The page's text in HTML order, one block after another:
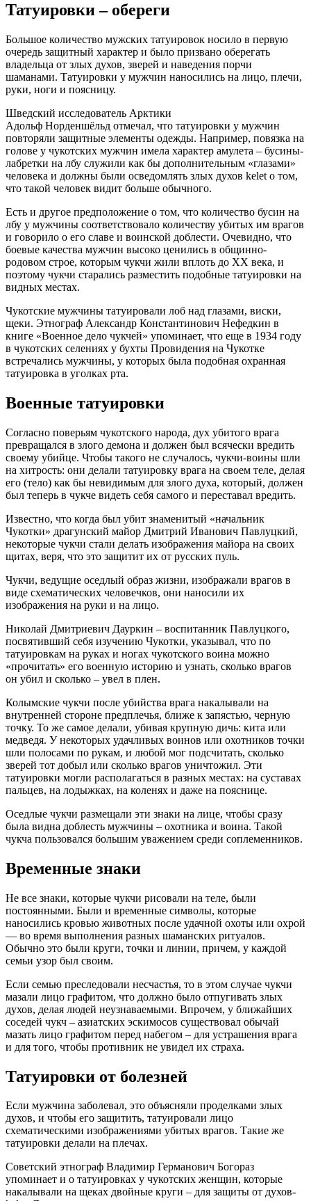
Татуировки – обереги
Большое количество мужских татуировок носило в первую
очередь защитный характер и было призвано оберегать
владельца от злых духов, зверей и наведения порчи
шаманами. Татуировки у мужчин наносились на лицо, плечи,
руки, ноги и поясницу.
Шведский исследователь Арктики
Адольф Норденшёльд отмечал, что татуировки у мужчин
повторяли защитные элементы одежды. Например, повязка на
голове у чукотских мужчин имела характер амулета – бусины-
лабретки на лбу служили как бы дополнительным «глазами»
человека и должны были осведомлять злых духов kelet о том,
что такой человек видит больше обычного.
Есть и другое предположение о том, что количество бусин на
лбу у мужчины соответствовало количеству убитых им врагов
и говорило о его славе и воинской доблести. Очевидно, что
боевые качества мужчин высоко ценились в общинно-
родовом строе, которым чукчи жили вплоть до XX века, и
поэтому чукчи старались разместить подобные татуировки на
видных местах.
Чукотские мужчины татуировали лоб над глазами, виски,
щеки. Этнограф Александр Константинович Нефедкин в
книге «Военное дело чукчей» упоминает, что еще в 1934 году
в чукотских селениях у бухты Провидения на Чукотке
встречались мужчины, у которых была подобная охранная
татуировка в уголках рта.
Военные татуировки
Согласно поверьям чукотского народа, дух убитого врага
превращался в злого демона и должен был всячески вредить
своему убийце. Чтобы такого не случалось, чукчи-воины шли
на хитрость: они делали татуировку врага на своем теле, делая
его (тело) как бы невидимым для злого духа, который, должен
был теперь в чукче видеть себя самого и переставал вредить.
Известно, что когда был убит знаменитый «начальник
Чукотки» драгунский майор Дмитрий Иванович Павлуцкий,
некоторые чукчи стали делать изображения майора на своих
щитах, веря, что это защитит их от русских пуль.
Чукчи, ведущие оседлый образ жизни, изображали врагов в
виде схематических человечков, они наносили их
изображения на руки и на лицо.
Николай Дмитриевич Дауркин – воспитанник Павлуцкого,
посвятивший себя изучению Чукотки, указывал, что по
татуировкам на руках и ногах чукотского воина можно
«прочитать» его военную историю и узнать, сколько врагов
он убил и сколько – увел в плен.
Колымские чукчи после убийства врага накалывали на
внутренней стороне предплечья, ближе к запястью, черную
точку. То же самое делали, убивая крупную дичь: кита или
медведя. У некоторых удачливых воинов или охотников точки
шли полосами по рукам, и любой мог подсчитать, сколько
зверей тот добыл или сколько врагов уничтожил. Эти
татуировки могли располагаться в разных местах: на суставах
пальцев, на лодыжках, на коленях и даже на пояснице.
Оседлые чукчи размещали эти знаки на лице, чтобы сразу
была видна доблесть мужчины – охотника и воина. Такой
чукча пользовался большим уважением среди соплеменников.
Временные знаки
Не все знаки, которые чукчи рисовали на теле, были
постоянными. Были и временные символы, которые
наносились кровью животных после удачной охоты или охрой
— во время выполнения разных шаманских ритуалов.
Обычно это были круги, точки и линии, причем, у каждой
семьи узор был своим.
Если семью преследовали несчастья, то в этом случае чукчи
мазали лицо графитом, что должно было отпугивать злых
духов, делая людей неузнаваемыми. Впрочем, у ближайших
соседей чукч – азиатских эскимосов существовал обычай
мазать лицо графитом перед набегом – для устрашения врага
и для того, чтобы противник не увидел их страха.
Татуировки от болезней
Если мужчина заболевал, это объясняли проделками злых
духов, и чтобы его защитить, татуировали лицо
схематическими изображениями убитых врагов. Такие же
татуировки делали на плечах.
Советский этнограф Владимир Германович Богораз
упоминает и о татуировках у чукотских женщин, которые
накалывали на щеках двойные круги – для защиты от духов-